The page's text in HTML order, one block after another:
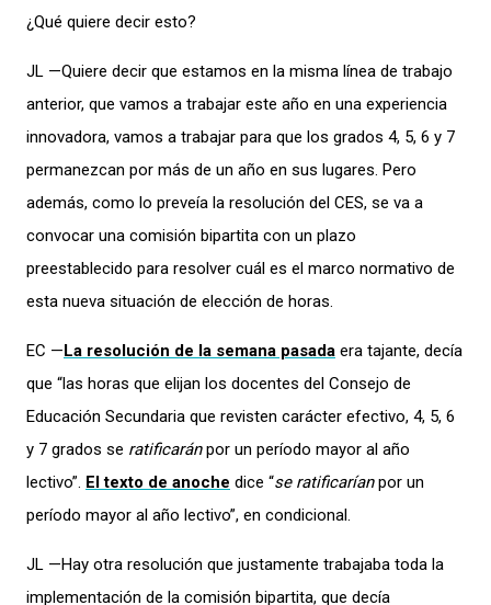
¿Qué quiere decir esto?
JL —Quiere decir que estamos en la misma línea de trabajo
anterior, que vamos a trabajar este año en una experiencia
innovadora, vamos a trabajar para que los grados 4, 5, 6 y 7
permanezcan por más de un año en sus lugares. Pero
además, como lo preveía la resolución del CES, se va a
convocar una comisión bipartita con un plazo
preestablecido para resolver cuál es el marco normativo de
esta nueva situación de elección de horas.
EC —La resolución de la semana pasada era tajante, decía
que “las horas que elijan los docentes del Consejo de
Educación Secundaria que revisten carácter efectivo, 4, 5, 6
y 7 grados se ratificaránpor un período mayor al año
lectivo”. El texto de anoche dice “se ratificaríanpor un
período mayor al año lectivo”, en condicional.
JL —Hay otra resolución que justamente trabajaba toda la
implementación de la comisión bipartita, que decía